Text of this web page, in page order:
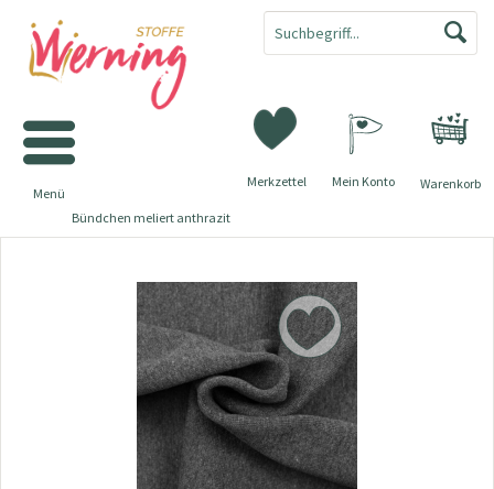
Warenkorb
Merkzettel Mein Konto
Menü
Bündchen meliert anthrazit